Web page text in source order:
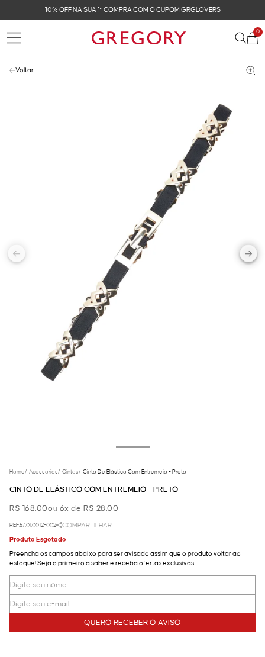
10% OFF NA SUA 1ª COMPRA COM O CUPOM GRGLOVERS
0
Voltar
Home/ Acessorios/ Cintos/ Cinto De Elástico Com Entremeio - Preto
CINTO DE ELÁSTICO COM ENTREMEIO - PRETO
R$ 168,00ou 6x de R$ 28,00
REF.57.01.0012-002
COMPARTILHAR
Produto Esgotado
Preencha os campos abaixo para ser avisado assim que o produto voltar ao
estoque! Seja o primeiro a saber e receba ofertas exclusivas.
QUERO RECEBER O AVISO